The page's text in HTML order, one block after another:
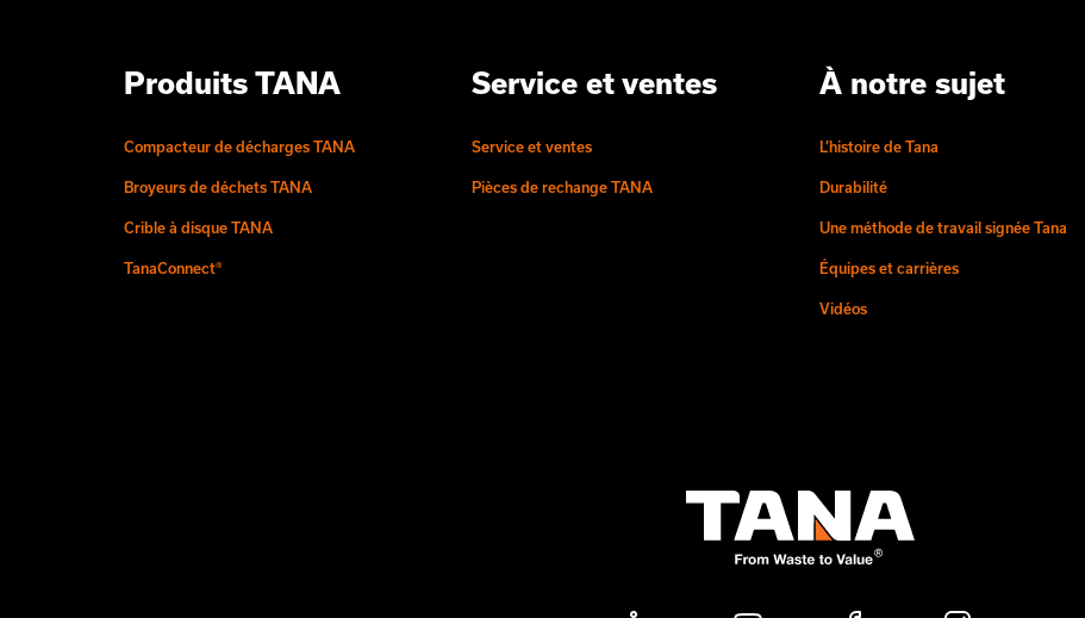
Produits TANA
Compacteur de décharges TANA
Broyeurs de déchets TANA
Crible à disque TANA
TanaConnect®
Service et ventes
Service et ventes
Pièces de rechange TANA
À notre sujet
L’histoire de Tana
Durabilité
Une méthode de travail signée Tana
Équipes et carrières
Vidéos